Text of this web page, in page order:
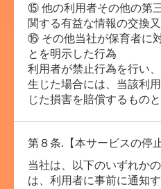
⑮ 他の利用者その他の第
関する有益な情報の交換
⑯ その他当社が保育者に
とを明示した行為
利用者が禁止行為を行い
生じた場合には、当該利
じた損害を賠償するものと
第８条.【本サービスの停止
当社は、以下のいずれか
は、利用者に事前に通知